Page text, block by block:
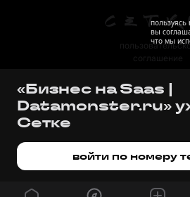
соглашение
данных
правила
«Бизнес на Saas |
Datamonster.ru»
Сетке
войти по номеру
вы
что мы